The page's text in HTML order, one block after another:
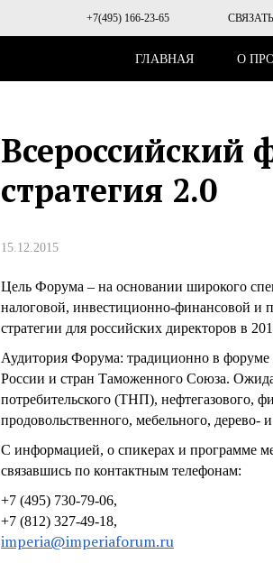
+7(495) 166-23-65
ГЛАВНАЯ О
Всероссийский
стратегия 2.0
15.12.2015
Цель Форума – на основании широкого
налоговой, инвестиционно-финансовой и
стратегии для российских директоров в
Аудитория Форума: традиционно в
России и стран Таможенного Союза.
потребительского (ТНП), нефтегазового,
продовольственного, мебельного, дерево-
С информацией, о спикерах и программе
связавшись по контактным телефонам:
+7 (495) 730-79-06,
+7 (812) 327-49-18,
imperia@imperiaforum.ru